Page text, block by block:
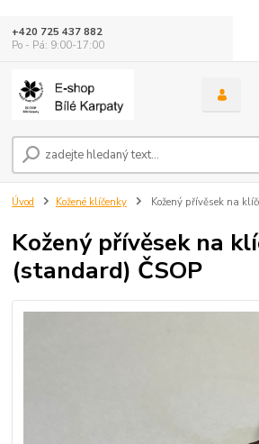
+420 725 437 882
Po - Pá: 9:00-17:00
Úvod Kožené klíčenky Kožený přívěsek na
Kožený přívěsek na
(standard) ČSOP